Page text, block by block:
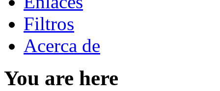
Filtros
Acerca de
You are here